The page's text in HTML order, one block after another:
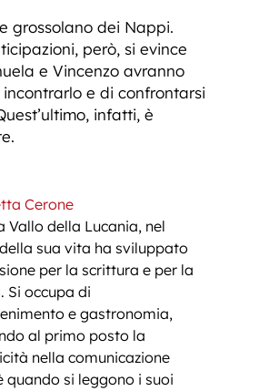
grossolano dei Nappi.
però, si evince
e Vincenzo avranno
e di confrontarsi
infatti, è
Cerone
Vallo della Lucania, nel
sua vita ha sviluppato
per la scrittura e per la
Si occupa di
e gastronomia,
al primo posto la
nella comunicazione
quando si leggono i suoi